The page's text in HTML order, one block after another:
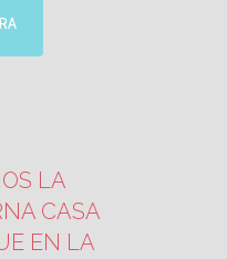
LA
CASA
EN LA